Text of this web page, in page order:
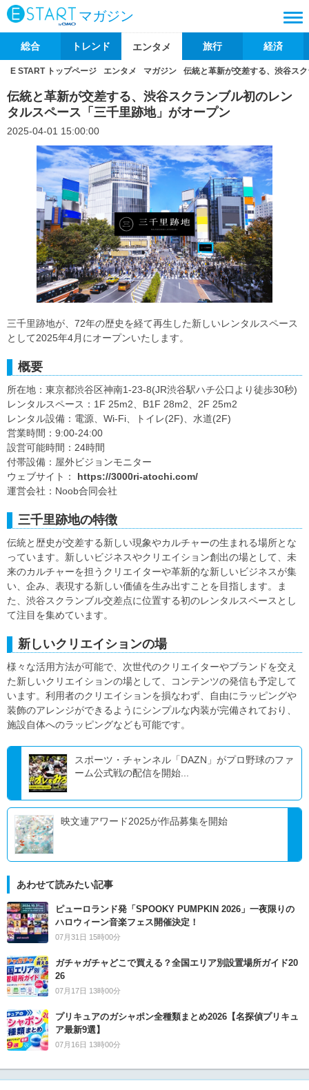
マガジン
総合 トレンド エンタメ 旅行 経済
E START トップページ エンタメ マガジン 伝統と革新が交差する、渋谷ス
伝統と革新が交差する、渋谷スクランブル初のレン
タルスペース「三千里跡地」がオープン
2025-04-01 15:00:00
三千里跡地が、72年の歴史を経て再生した新しいレンタルスペース
として2025年4月にオープンいたします。
概要
所在地：東京都渋谷区神南1-23-8(JR渋谷駅ハチ公口より徒歩30秒)
レンタルスペース：1F 25m2、B1F 28m2、2F 25m2
レンタル設備：電源、Wi-Fi、トイレ(2F)、水道(2F)
営業時間：9:00-24:00
設営可能時間：24時間
付帯設備：屋外ビジョンモニター
ウェブサイト： https://3000ri-atochi.com/
運営会社：Noob合同会社
三千里跡地の特徴
伝統と歴史が交差する新しい現象やカルチャーの生まれる場所とな
っています。新しいビジネスやクリエイション創出の場として、未
来のカルチャーを担うクリエイターや革新的な新しいビジネスが集
い、企み、表現する新しい価値を生み出すことを目指します。ま
た、渋谷スクランブル交差点に位置する初のレンタルスペースとし
て注目を集めています。
新しいクリエイションの場
様々な活用方法が可能で、次世代のクリエイターやブランドを交え
た新しいクリエイションの場として、コンテンツの発信も予定して
います。利用者のクリエイションを損なわず、自由にラッピングや
装飾のアレンジができるようにシンプルな内装が完備されており、
施設自体へのラッピングなども可能です。
スポーツ・チャンネル「DAZN」がプロ野球のファ
ーム公式戦の配信を開始...
映文連アワード2025が作品募集を開始
あわせて読みたい記事
ピューロランド発「SPOOKY PUMPKIN 2026」一夜限りの
ハロウィーン音楽フェス開催決定！
07月31日 15時00分
ガチャガチャどこで買える？全国エリア別設置場所ガイド20
26
07月17日 13時00分
プリキュアのガシャポン全種類まとめ2026【名探偵プリキュ
ア最新9選】
07月16日 13時00分